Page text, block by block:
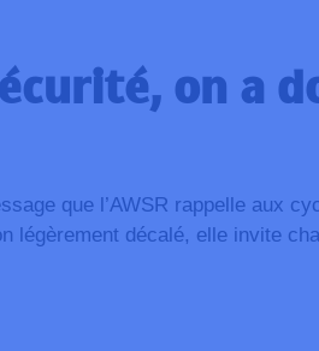
on a
que l’AWSR rappelle aux
légèrement décalé, elle invite